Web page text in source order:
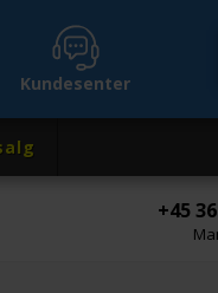
+45
Kundesenter